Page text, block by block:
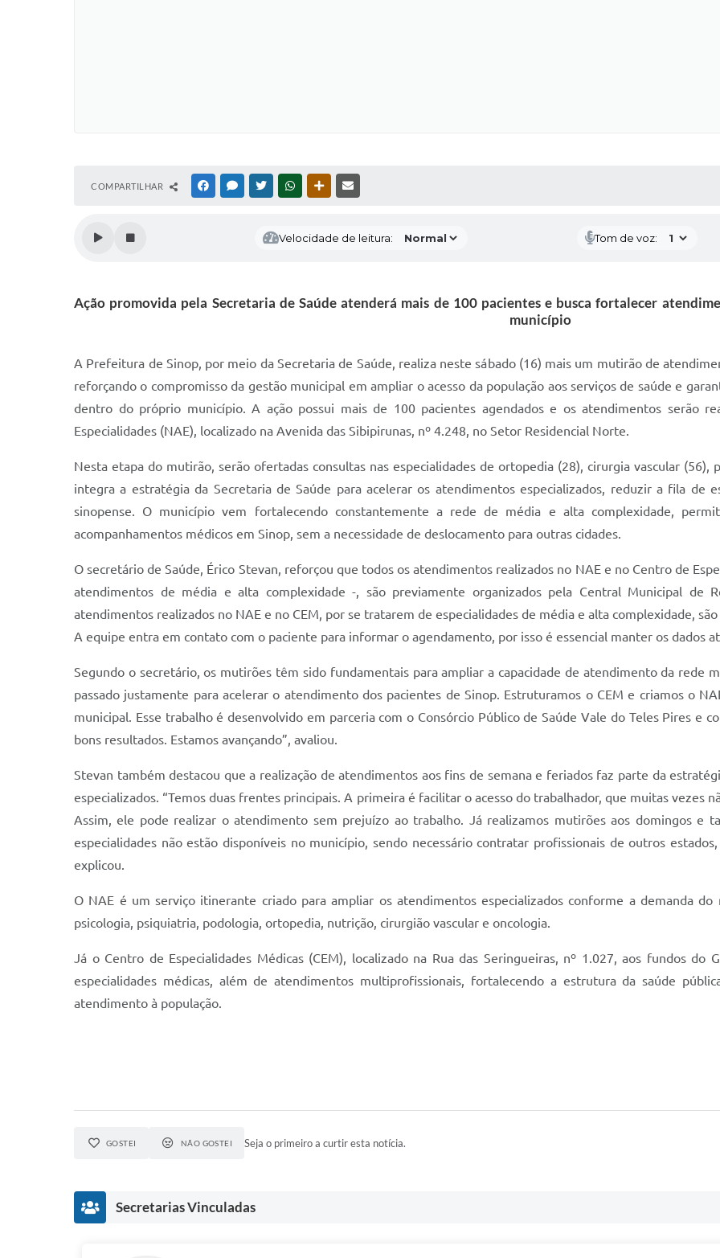
COMPARTILHAR FACEBOOKMESSENGER
TWITTERWHATSAPPOUTRAS MÍDIAS
Velocidade de leitura: Tom de voz:
Ação promovida pela Secretaria de Saúde atenderá mais de 100 pacientes e busca fortalecer
município
A Prefeitura de Sinop, por meio da Secretaria de Saúde, realiza neste sábado (16) mais um mutirão de
reforçando o compromisso da gestão municipal em ampliar o acesso da população aos serviços de saúde e
dentro do próprio município. A ação possui mais de 100 pacientes agendados e os atendimentos serão
Especialidades (NAE), localizado na Avenida das Sibipirunas, nº 4.248, no Setor Residencial Norte.
Nesta etapa do mutirão, serão ofertadas consultas nas especialidades de ortopedia (28), cirurgia vascular (56),
integra a estratégia da Secretaria de Saúde para acelerar os atendimentos especializados, reduzir a fila de
sinopense. O município vem fortalecendo constantemente a rede de média e alta complexidade,
acompanhamentos médicos em Sinop, sem a necessidade de deslocamento para outras cidades.
O secretário de Saúde, Érico Stevan, reforçou que todos os atendimentos realizados no NAE e no Centro de
atendimentos de média e alta complexidade -, são previamente organizados pela Central Municipal de
atendimentos realizados no NAE e no CEM, por se tratarem de especialidades de média e alta complexidade,
A equipe entra em contato com o paciente para informar o agendamento, por isso é essencial manter os dados
Segundo o secretário, os mutirões têm sido fundamentais para ampliar a capacidade de atendimento da rede
passado justamente para acelerar o atendimento dos pacientes de Sinop. Estruturamos o CEM e criamos o
municipal. Esse trabalho é desenvolvido em parceria com o Consórcio Público de Saúde Vale do Teles Pires e
bons resultados. Estamos avançando”, avaliou.
Stevan também destacou que a realização de atendimentos aos fins de semana e feriados faz parte da
especializados. “Temos duas frentes principais. A primeira é facilitar o acesso do trabalhador, que muitas vezes
Assim, ele pode realizar o atendimento sem prejuízo ao trabalho. Já realizamos mutirões aos domingos e
especialidades não estão disponíveis no município, sendo necessário contratar profissionais de outros
explicou.
O NAE é um serviço itinerante criado para ampliar os atendimentos especializados conforme a demanda
psicologia, psiquiatria, podologia, ortopedia, nutrição, cirurgião vascular e oncologia.
Já o Centro de Especialidades Médicas (CEM), localizado na Rua das Seringueiras, nº 1.027, aos fundos do
especialidades médicas, além de atendimentos multiprofissionais, fortalecendo a estrutura da saúde
atendimento à população.
GOSTEI NÃO GOSTEI Seja o primeiro a curtir esta notícia.
Secretarias Vinculadas